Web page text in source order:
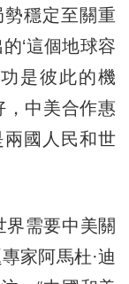
穩定至關重
‘這個地球容
是彼此的機
，中美合作惠
國人民和世
需要中美關
家阿馬杜·迪